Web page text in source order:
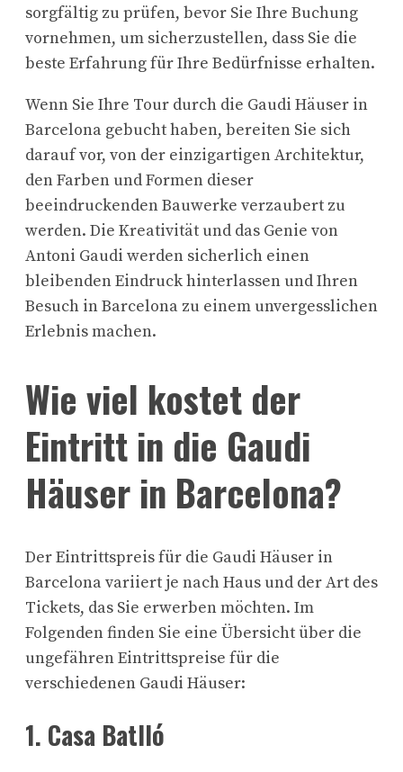
sorgfältig zu prüfen, bevor Sie Ihre Buchung
vornehmen, um sicherzustellen, dass Sie die
beste Erfahrung für Ihre Bedürfnisse erhalten.
Wenn Sie Ihre Tour durch die Gaudi Häuser in
Barcelona gebucht haben, bereiten Sie sich
darauf vor, von der einzigartigen Architektur,
den Farben und Formen dieser
beeindruckenden Bauwerke verzaubert zu
werden. Die Kreativität und das Genie von
Antoni Gaudi werden sicherlich einen
bleibenden Eindruck hinterlassen und Ihren
Besuch in Barcelona zu einem unvergesslichen
Erlebnis machen.
Wie viel kostet der
Eintritt in die Gaudi
Häuser in Barcelona?
Der Eintrittspreis für die Gaudi Häuser in
Barcelona variiert je nach Haus und der Art des
Tickets, das Sie erwerben möchten. Im
Folgenden finden Sie eine Übersicht über die
ungefähren Eintrittspreise für die
verschiedenen Gaudi Häuser:
1. Casa Batlló